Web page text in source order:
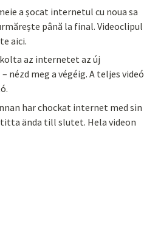
a șocat internetul cu noua sa
până la final. Videoclipul
aici.
az internetet az új
nézd meg a végéig. A teljes videó
har chockat internet med sin
titta ända till slutet. Hela videon